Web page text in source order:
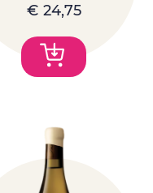
€ 24,75